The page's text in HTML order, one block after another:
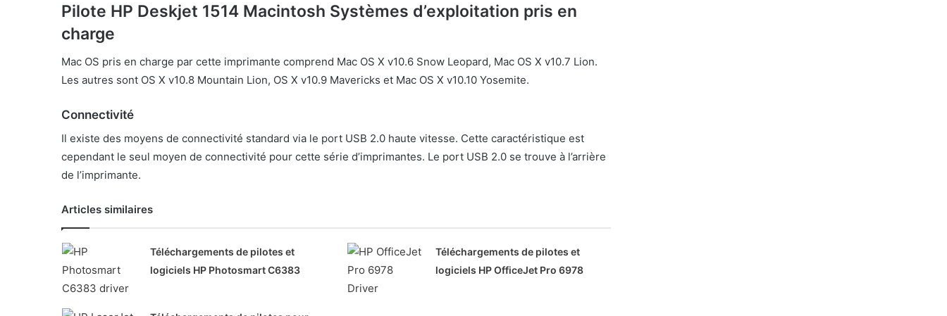
Pilote HP Deskjet 1514 Macintosh Systèmes d’exploitation pris en
charge
Mac OS pris en charge par cette imprimante comprend Mac OS X v10.6 Snow Leopard, Mac OS X v10.7 Lion.
Les autres sont OS X v10.8 Mountain Lion, OS X v10.9 Mavericks et Mac OS X v10.10 Yosemite.
Connectivité
Il existe des moyens de connectivité standard via le port USB 2.0 haute vitesse. Cette caractéristique est
cependant le seul moyen de connectivité pour cette série d’imprimantes. Le port USB 2.0 se trouve à l’arrière
de l’imprimante.
Articles similaires
Téléchargements de pilotes et
logiciels HP Photosmart C6383
Téléchargements de pilotes et
logiciels HP OfficeJet Pro 6978